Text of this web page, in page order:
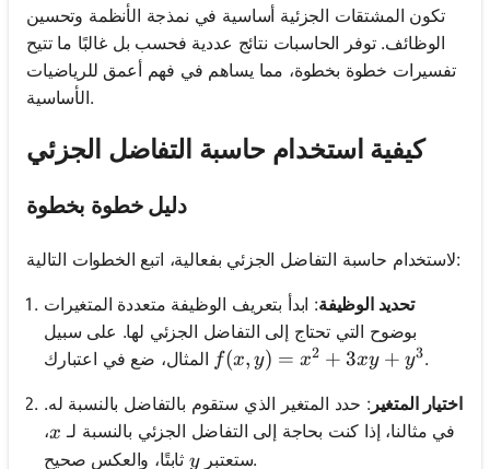
تكون المشتقات الجزئية أساسية في نمذجة الأنظمة وتحسين
الوظائف. توفر الحاسبات نتائج عددية فحسب بل غالبًا ما تتيح
تفسيرات خطوة بخطوة، مما يساهم في فهم أعمق للرياضيات
الأساسية.
كيفية استخدام حاسبة التفاضل الجزئي
دليل خطوة بخطوة
لاستخدام حاسبة التفاضل الجزئي بفعالية، اتبع الخطوات التالية:
تحديد الوظيفة: ابدأ بتعريف الوظيفة متعددة المتغيرات
بوضوح التي تحتاج إلى التفاضل الجزئي لها. على سبيل
f(x, y) = x^2 + 3xy + y^3
f(x, y) = x2 + 3xy + y3.
اختيار المتغير: حدد المتغير الذي ستقوم بالتفاضل بالنسبة له.
في مثالنا، إذا كنت بحاجة إلى التفاضل الجزئي بالنسبة لـ x
x،
ستعتبرy
y ثابتًا، والعكس صحيح.